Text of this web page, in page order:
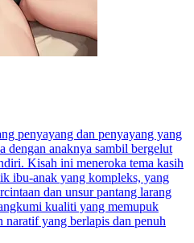
penyayang dan penyayang yang
dengan anaknya sambil bergelut
Kisah ini meneroka tema kasih
ibu-anak yang kompleks, yang
dan unsur pantang larang
kualiti yang memupuk
yang berlapis dan penuh